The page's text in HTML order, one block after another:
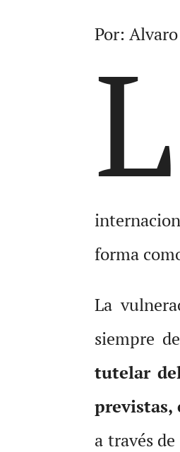
Por:
L
forma
La
siempre de
tutelar
previstas,
a través